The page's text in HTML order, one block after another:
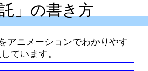
託」の書き方
アニメーションでわかりやす
ています。